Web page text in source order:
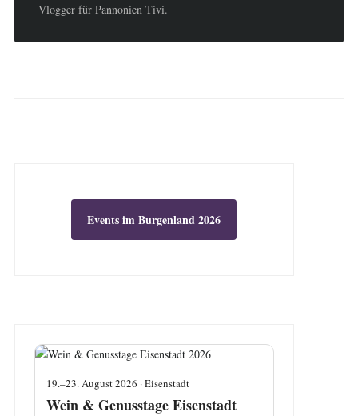
Vlogger für Pannonien Tivi.
Events im Burgenland 2026
19.–23. August 2026 · Eisenstadt
Wein & Genusstage Eisenstadt